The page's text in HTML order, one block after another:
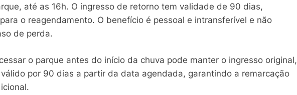
até as 16h. O ingresso de retorno tem validade de 90 dias,
o reagendamento. O benefício é pessoal e intransferível e não
de perda.
o parque antes do início da chuva pode manter o ingresso original,
por 90 dias a partir da data agendada, garantindo a remarcação